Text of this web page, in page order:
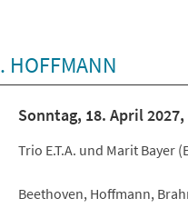
HOFFMANN
Sonntag, 18. April
Trio E.T.A. und Marit Bayer
Beethoven, Hoffmann,